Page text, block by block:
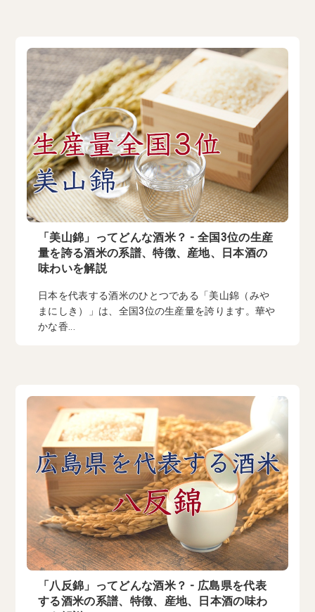
「美山錦」ってどんな酒米？ - 全国3位の生産
量を誇る酒米の系譜、特徴、産地、日本酒の
味わいを解説
日本を代表する酒米のひとつである「美山錦（みや
まにしき）」は、全国3位の生産量を誇ります。華や
かな香...
「八反錦」ってどんな酒米？ - 広島県を代表
する酒米の系譜、特徴、産地、日本酒の味わ